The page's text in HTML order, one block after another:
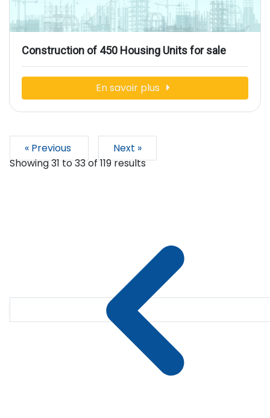
Construction of 450 Housing Units for sale
En savoir plus
« Previous
Next »
Showing31to33of119results